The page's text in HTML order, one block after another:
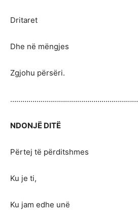
Dritaret
Dhe në mëngjes
Zgjohu përsëri.
………………………………………………………
NDONJË DITË
Përtej të përditshmes
Ku je ti,
Ku jam edhe unë